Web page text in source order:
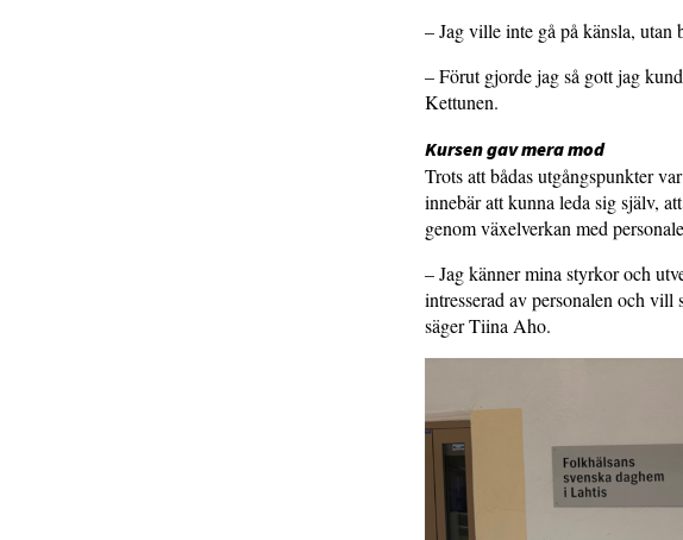
– Jag ville inte gå på känsla, utan
– Förut gjorde jag så gott jag
Kettunen.
Kursen gav mera mod
Trots att bådas utgångspunkter
innebär att kunna leda sig själv,
genom växelverkan med
– Jag känner mina styrkor och
intresserad av personalen och
säger Tiina Aho.